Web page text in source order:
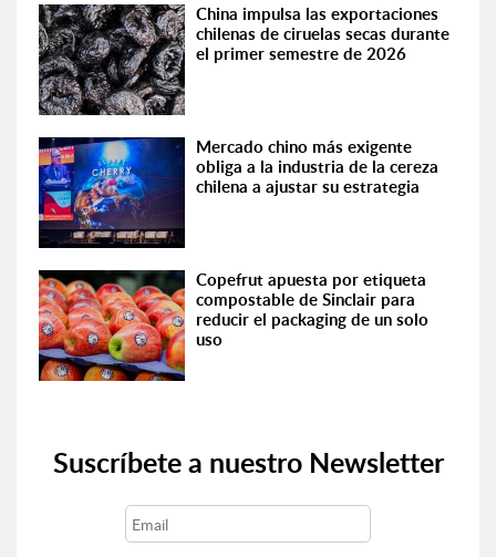
China impulsa las exportaciones
chilenas de ciruelas secas durante
el primer semestre de 2026
Mercado chino más exigente
obliga a la industria de la cereza
chilena a ajustar su estrategia
Copefrut apuesta por etiqueta
compostable de Sinclair para
reducir el packaging de un solo
uso
Suscríbete a nuestro Newsletter